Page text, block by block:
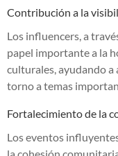
Contribución a la
Los influencers, a
papel importante a la
culturales, ayudando a
torno a temas
Fortalecimiento de la
Los eventos
la cohesión